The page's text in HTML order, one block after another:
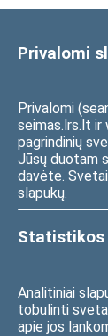
Privalomi
Privalomi
seimas.lrs.lt ir
pagrindinių
Jūsų duotam
davėte.
slapukų.
Statistikos
Analitiniai
tobulinti
apie jos